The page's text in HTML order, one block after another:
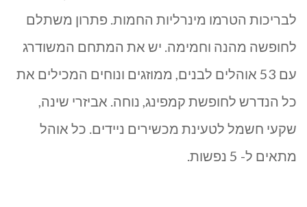
לבריכות הטרמו מינרליות החמות. פתרון משתלם
לחופשה מהנה וחמימה. יש את המתחם המשודרג
עם 53 אוהלים לבנים, ממוזגים ונוחים המכילים את
כל הנדרש לחופשת קמפינג, נוחה. אביזרי שינה,
שקעי חשמל לטעינת מכשירים ניידים. כל אוהל
מתאים ל- 5 נפשות.